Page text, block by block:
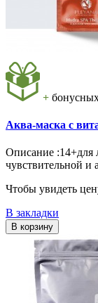
+
Аква-маска с
Описание :14+для
чувствительной
Чтобы увидеть
В закладки
В корзину